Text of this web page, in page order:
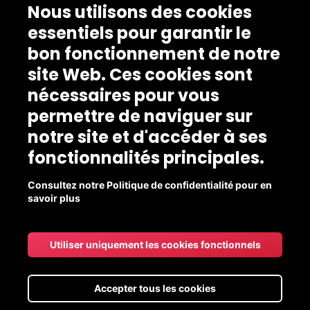
Nous utilisons des cookies
essentiels pour garantir le
bon fonctionnement de notre
site Web. Ces cookies sont
nécessaires pour vous
permettre de naviguer sur
notre site et d'accéder à ses
fonctionnalités principales.
Consultez notre Politique de confidentialité pour en
savoir plus
Utiliser uniquement les cookies fonctionnels
Accepter tous les cookies